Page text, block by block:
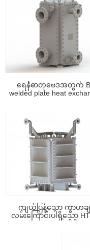
ရေနံဓာတုဗေဒအတွက်
welded plate heat
ကျယ်ပြန့်သော ကွာဟခ
လမ်းကြောင်းပါရှိသော